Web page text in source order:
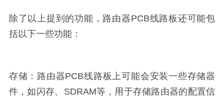
除了以上提到的功能，路由器PCB线路板还可能包
括以下一些功能：
存储：路由器PCB线路板上可能会安装一些存储器
件，如闪存、SDRAM等，用于存储路由器的配置信